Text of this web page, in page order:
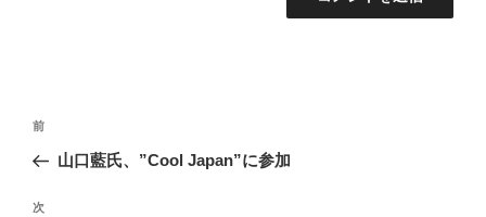
稿
ナ
前
の
稿
前
山口藍氏、”Cool Japan”に参加
次
次